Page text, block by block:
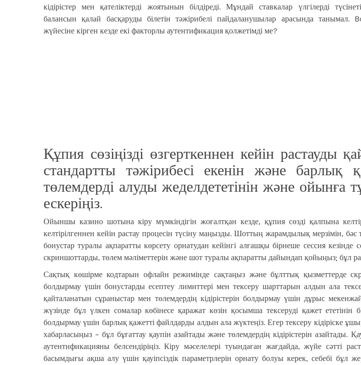
кідірістер мен қателіктерді жоятынын білдіреді. Мұндай ставкалар үлгілерді
балансын қалай басқаруды білетін тәжірибелі пайдаланушылар арасында танымал.
жүйесіне кірген кезде екі факторлы аутентификация қолжетімді ме?
Құпия сөзіңізді өзгерткеннен кейін
стандартты тәжірибесі екенін және барлық
төлемдерді алуды жеделдететінін және ойынға
ескеріңіз.
Ойыншы казино шотына кіру мүмкіндігін жоғалтқан кезде, құпия сөзді қалпына
келтірілгеннен кейін растау процесін түсіну маңызды. Шоттың жарамдылық мерзімін,
бонустар туралы ақпаратты көрсету орнатудан кейінгі алғашқы бірнеше сессия
скриншоттарды, төлем мәліметтерін және шот туралы ақпаратты дайындап қойыңыз; бұл
Сақтық көшірме кодтарын офлайн режимінде сақтаңыз және бұлттық қызметтерде
болдырмау үшін бонустарды есептеу лимиттері мен тексеру шарттарын алдын ала
қайталанатын сұраныстар мен төлемдердің кідірістерін болдырмау үшін дұрыс
жүзінде бұл үлкен сомалар көбінесе қаражат көзін қосымша тексеруді қажет
болдырмау үшін барлық қажетті файлдарды алдын ала жүктеңіз. Егер тексеру кідіріске
хабарласыңыз – бұл бұғаттау қаупін азайтады және төлемдердің кідірістерін азайтады.
аутентификацияны белсендіріңіз. Кіру мәселелері туындаған жағдайда, жүйе
басымдығы ақша алу үшін қауіпсіздік параметрлерін орнату болуы керек, себебі бұл